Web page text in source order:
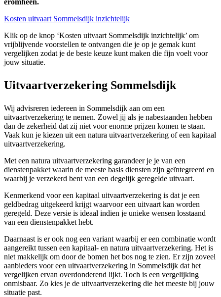
Kosten uitvaart Sommelsdijk inzichtelijk
Klik op de knop ‘Kosten uitvaart Sommelsdijk inzichtelijk’ om
vrijblijvende voorstellen te ontvangen die je op je gemak kunt
vergelijken zodat je de beste keuze kunt maken die fijn voelt voor
jouw situatie.
Uitvaartverzekering Sommelsdijk
Wij advisreren iedereen in Sommelsdijk aan om een
uitvaartverzekering te nemen. Zowel jij als je nabestaanden hebben
dan de zekerheid dat zij niet voor enorme prijzen komen te staan.
Vaak kun je kiezen uit een natura uitvaartverzekering of een kapitaal
uitvaartverzekering.
Met een natura uitvaartverzekering garandeer je je van een
dienstenpakket waarin de meeste basis diensten zijn geïntegreerd en
waarbij je verzekerd bent van een degelijk geregelde uitvaart.
Kenmerkend voor een kapitaal uitvaartverzekering is dat je een
geldbedrag uitgekeerd krijgt waarvoor een uitvaart kan worden
geregeld. Deze versie is ideaal indien je unieke wensen losstaand
van een dienstenpakket hebt.
Daarnaast is er ook nog een variant waarbij er een combinatie wordt
aangereikt tussen een kapitaal- en natura uitvaartverzekering. Het is
niet makkelijk om door de bomen het bos nog te zien. Er zijn zoveel
aanbieders voor een uitvaartverzekering in Sommelsdijk dat het
vergelijken ervan overdonderend lijkt. Toch is een vergelijking
onmisbaar. Zo kies je de uitvaartverzekering die het meeste bij jouw
situatie past.